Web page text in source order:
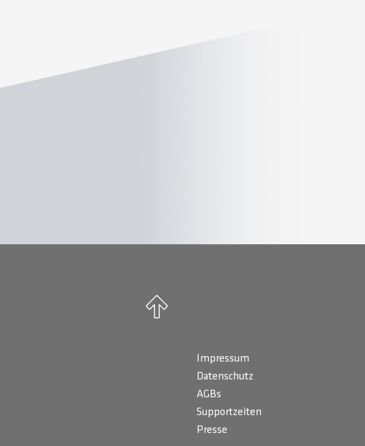
Impressum
Datenschutz
AGBs
Supportzeiten
Presse